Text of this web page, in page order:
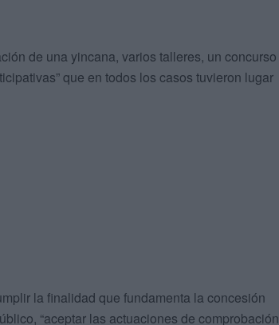
de una yincana, varios talleres, un concurso
que en todos los casos tuvieron lugar
la finalidad que fundamenta la concesión
“aceptar las actuaciones de comprobación